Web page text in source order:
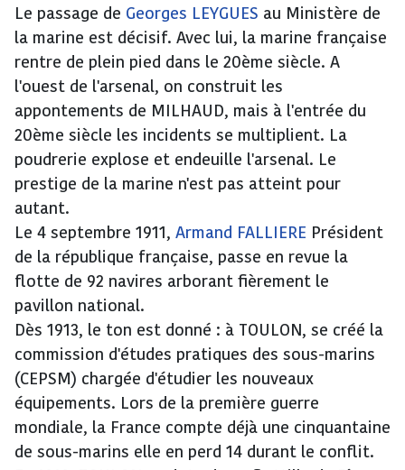
Le passage de Georges LEYGUES au Ministère de
la marine est décisif. Avec lui, la marine française
rentre de plein pied dans le 20ème siècle. A
l'ouest de l'arsenal, on construit les
appontements de MILHAUD, mais à l'entrée du
20ème siècle les incidents se multiplient. La
poudrerie explose et endeuille l'arsenal. Le
prestige de la marine n'est pas atteint pour
autant.
Le 4 septembre 1911, Armand FALLIERE Président
de la république française, passe en revue la
flotte de 92 navires arborant fièrement le
pavillon national.
Dès 1913, le ton est donné : à TOULON, se créé la
commission d'études pratiques des sous-marins
(CEPSM) chargée d'étudier les nouveaux
équipements. Lors de la première guerre
mondiale, la France compte déjà une cinquantaine
de sous-marins elle en perd 14 durant le conflit.